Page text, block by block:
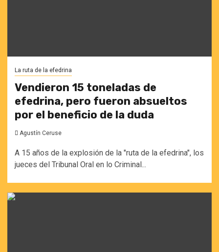
La ruta de la efedrina
Vendieron 15 toneladas de
efedrina, pero fueron absueltos
por el beneficio de la duda
Agustín Ceruse
A 15 años de la explosión de la "ruta de la efedrina", los
jueces del Tribunal Oral en lo Criminal...